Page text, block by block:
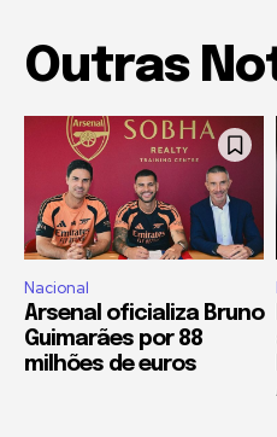
Outras
Nacional
Arsenal oficializa Bruno
Guimarães por 88
milhões de euros